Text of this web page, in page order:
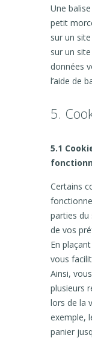
Une
petit
sur un
sur un
données
l’aide de
5.
5.1
Certains
parties du
de vos
En
vous
Ainsi,
plusieurs
lors de la
exemple,
panier